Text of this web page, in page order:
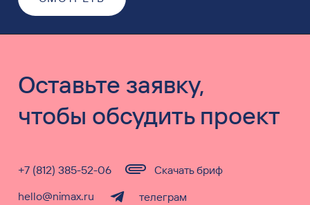
Оставьте заявку,
чтобы обсудить проект
hello@nimax.ru
+7 (812) 385-52-06
телеграм
Скачать бриф